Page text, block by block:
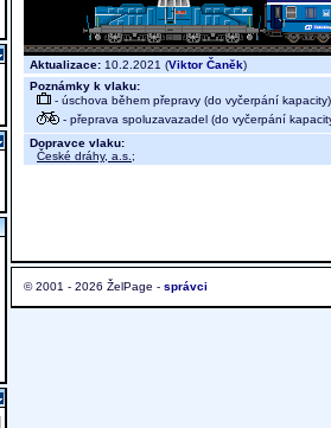
Aktualizace: 10.2.2021 (Viktor Čaněk)
Poznámky k vlaku:
- úschova během přepravy (do vyčerpání kapacity)
- přeprava spoluzavazadel (do vyčerpání
Dopravce vlaku:
České dráhy, a.s. ;
© 2001 - 2026 ŽelPage - správci